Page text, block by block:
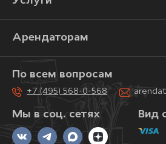
Арендаторам
Мы в соц. сетях
По всем вопросам
+7 (495) 568-0-568
Вид